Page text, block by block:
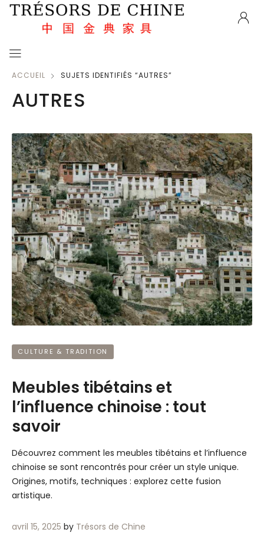
ACCUEIL SUJETS IDENTIFIÉS “AUTRES”
AUTRES
CULTURE & TRADITION
Meubles tibétains et
l’influence chinoise : tout
savoir
Découvrez comment les meubles tibétains et l’influence
chinoise se sont rencontrés pour créer un style unique.
Origines, motifs, techniques : explorez cette fusion
artistique.
avril 15, 2025 by Trésors de Chine